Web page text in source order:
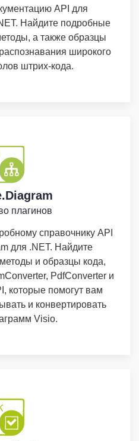
API для
Найдите подробные
а также образцы
широкого
штрих-кода.
плагинов
справочнику API
для .NET. Найдите
и образцы кода,
PdfConverter и
которые помогут вам
и конвертировать
Visio.